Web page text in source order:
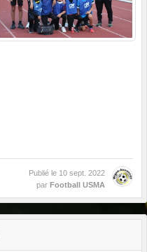
Publié le 10 sept. 2022
par Football USMA